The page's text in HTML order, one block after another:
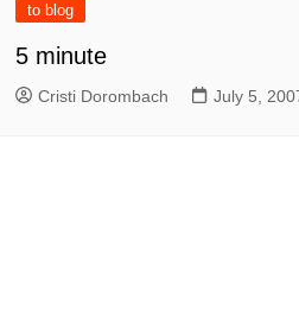
to blog
5 minute
Cristi Dorombach July 5,